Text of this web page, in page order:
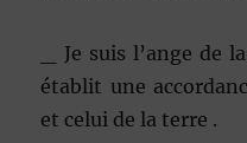
_ Je suis l’ange de
établit une
et celui de la terre .